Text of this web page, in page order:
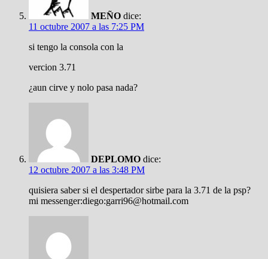
MEÑO dice:
11 octubre 2007 a las 7:25 PM
si tengo la consola con la
vercion 3.71
¿aun cirve y nolo pasa nada?
DEPLOMO dice:
12 octubre 2007 a las 3:48 PM
quisiera saber si el despertador sirbe para la 3.71 de la psp?
mi messenger:diego:garri96@hotmail.com